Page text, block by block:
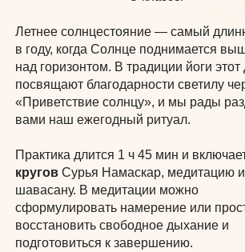
Летнее солнцестояние — самый
в году, когда Солнце поднимается
над горизонтом. В традиции йоги этот
посвящают благодарности светилу
«Приветствие солнцу», и мы рады
вами наш ежегодный ритуал.
Практика длится 1 ч 45 мин и
кругов Сурья Намаскар, медитацию и
шавасану. В медитации можно
сформулировать намерение или
восстановить свободное дыхание и
подготовиться к завершению.
Оставь заявку и мы ответим на все